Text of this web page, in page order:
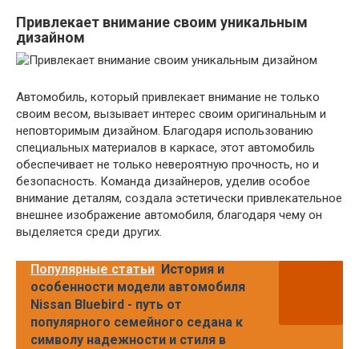
Привлекает внимание своим уникальным
дизайном
Автомобиль, который привлекает внимание не только
своим весом, вызывает интерес своим оригинальным и
неповторимым дизайном. Благодаря использованию
специальных материалов в каркасе, этот автомобиль
обеспечивает не только невероятную прочность, но и
безопасность. Команда дизайнеров, уделив особое
внимание деталям, создала эстетически привлекательное
внешнее изображение автомобиля, благодаря чему он
выделяется среди других.
Популярные статьи История и
особенности модели автомобиля
Nissan Bluebird - путь от
популярного семейного седана к
символу надежности и стиля в